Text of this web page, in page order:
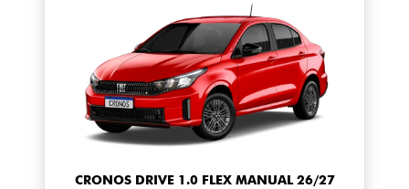
CRONOS DRIVE 1.0 FLEX MANUAL 26/27